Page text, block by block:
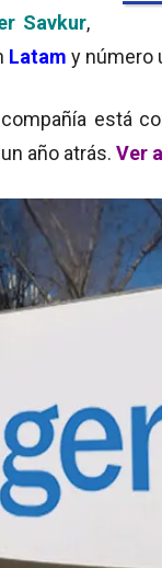
Savkur,
Latam y número
está
año atrás. Ver